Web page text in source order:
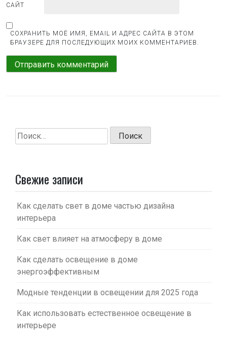
САЙТ
СОХРАНИТЬ МОЁ ИМЯ, EMAIL И АДРЕС САЙТА В ЭТОМ
БРАУЗЕРЕ ДЛЯ ПОСЛЕДУЮЩИХ МОИХ КОММЕНТАРИЕВ.
Найти:
Свежие записи
Как сделать свет в доме частью дизайна
интерьера
Как свет влияет на атмосферу в доме
Как сделать освещение в доме
энергоэффективным
Модные тенденции в освещении для 2025 года
Как использовать естественное освещение в
интерьере